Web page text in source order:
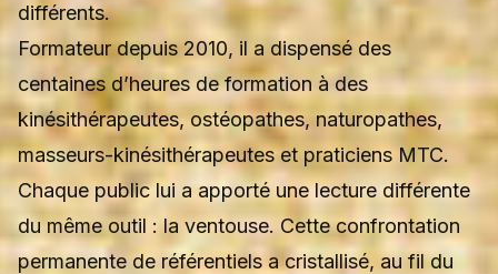
différents.
Formateur depuis 2010, il a dispensé des
centaines d’heures de formation à des
kinésithérapeutes, ostéopathes, naturopathes,
masseurs-kinésithérapeutes et praticiens MTC.
Chaque public lui a apporté une lecture différente
du même outil : la ventouse. Cette confrontation
permanente de référentiels a cristallisé, au fil du